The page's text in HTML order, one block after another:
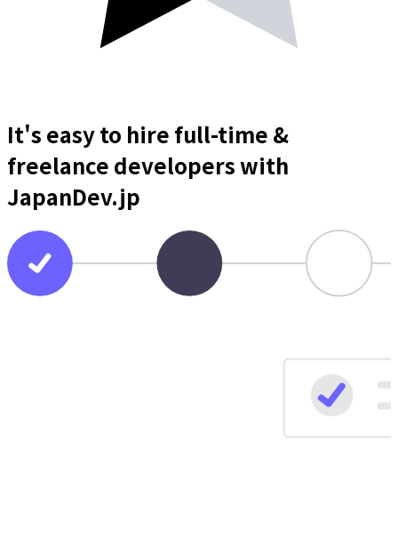
It's easy to hire full-time &
freelance developerswith
JapanDev.jp